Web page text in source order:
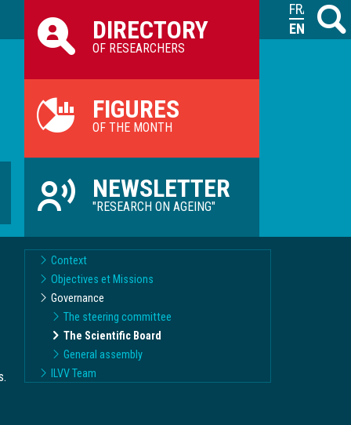
Search
M
ILVV
DIRECTORY
OF RESEARCHERS
FIGURES
OF THE MONTH
NEWSLETTER
"RESEARCH ON AGEING"
Context
Objectives et Missions
Governance
The steering committee
The Scientific Board
General assembly
ILVV Team
FRANÇAIS
ENGLISH